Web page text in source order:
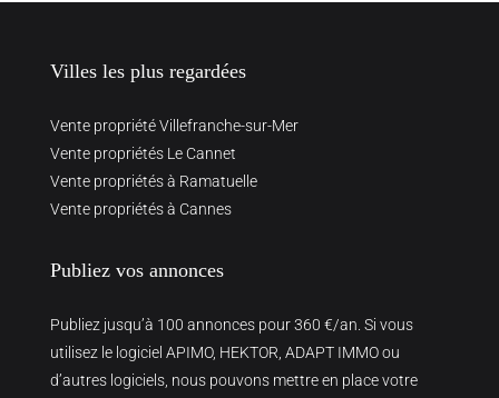
Villes les plus regardées
Vente propriété Villefranche-sur-Mer
Vente propriétés Le Cannet
Vente propriétés à Ramatuelle
Vente propriétés à Cannes
Publiez vos annonces
Publiez jusqu’à 100 annonces pour 360 €/an. Si vous
utilisez le logiciel APIMO, HEKTOR, ADAPT IMMO ou
d’autres logiciels, nous pouvons mettre en place votre